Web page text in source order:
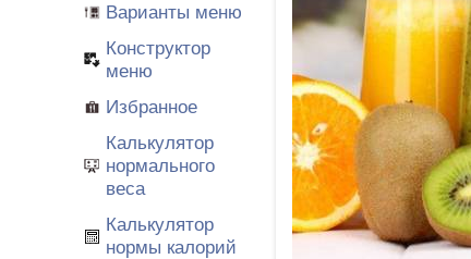
Варианты меню
Конструктор
меню
Избранное
Калькулятор
нормального
веса
Калькулятор
нормы калорий